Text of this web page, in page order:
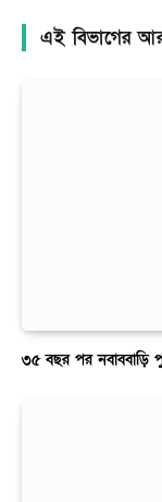
এই বিভাগের
৩৫ বছর পর নবাববাড়ি